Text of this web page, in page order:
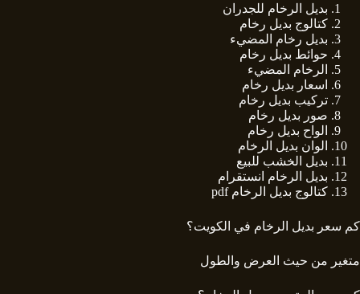
بديل الرخام للجدران
كتالوج بديل رخام
بديل رخام المضيء
حوائط بديل رخام
الرخام المضيء
اسعار بديل رخام
تركيب بديل رخام
صور بديل رخام
الواح بديل رخام
الوان بديل الرخام
بديل الخشب للبيع
بديل الرخام انستقرام
كتالوج بديل الرخام pdf
كم سعر بديل الرخام في الكويت؟
متغير من حيث العرض والطول